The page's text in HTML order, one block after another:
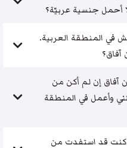
أحمل جنسية عربيّة؟
في المنطقة العربية.
آفاق إن لم أكن من
وأعمل في المنطقة
كنت قد استفدت من